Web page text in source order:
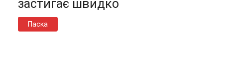
застигає швидко
Паска